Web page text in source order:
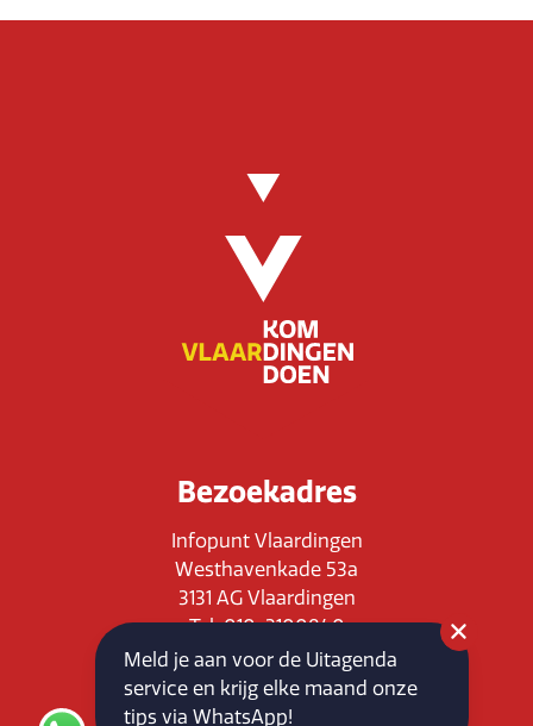
Bezoekadres
Infopunt Vlaardingen
Westhavenkade 53a
3131 AG Vlaardingen
Tel: 010-3100840
E-mail: info@vlaardingenpartners.nl
KvK: 71555544
BTW : NL858760939B01
Meld je aan voor de Uitagenda
service en krijg elke maand onze
tips via WhatsApp!